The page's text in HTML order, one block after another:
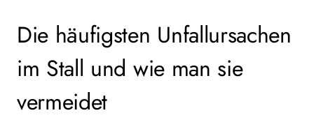
Die häufigsten Unfallursachen
im Stall und wie man sie
vermeidet